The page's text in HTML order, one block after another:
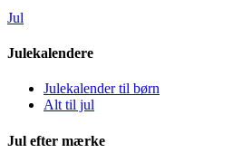
Jul
Julekalendere
Julekalender til børn
Alt til jul
Jul efter mærke